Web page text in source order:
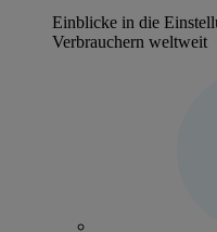
Einblicke in die
Verbrauchern weltweit